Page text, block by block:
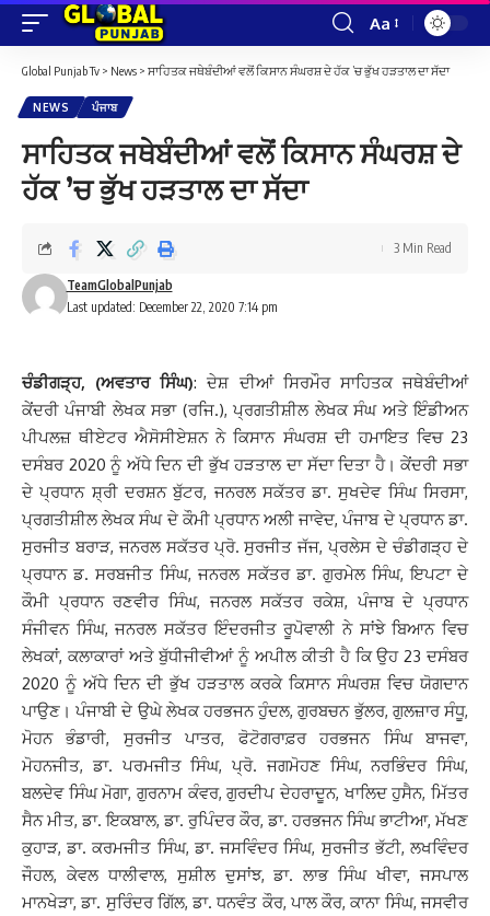
Font
Resizer
Aa
Global Punjab Tv > News > ਸਾਹਿਤਕ ਜਥੇਬੰਦੀਆਂ ਵਲੋਂ ਕਿਸਾਨ ਸੰਘਰਸ਼ ਦੇ ਹੱਕ ’ਚ ਭੁੱਖ ਹੜਤਾਲ ਦਾ ਸੱਦਾ
NEWS ਪੰਜਾਬ
ਸਾਹਿਤਕ ਜਥੇਬੰਦੀਆਂ ਵਲੋਂ ਕਿਸਾਨ ਸੰਘਰਸ਼ ਦੇ
ਹੱਕ ’ਚ ਭੁੱਖ ਹੜਤਾਲ ਦਾ ਸੱਦਾ
Last updated: December 22, 2020 7:14 pm
TeamGlobalPunjab
3 Min Read
ਚੰਡੀਗੜ੍ਹ, (ਅਵਤਾਰ ਸਿੰਘ): ਦੇਸ਼ ਦੀਆਂ ਸਿਰਮੌਰ ਸਾਹਿਤਕ ਜਥੇਬੰਦੀਆਂ
ਕੇਂਦਰੀ ਪੰਜਾਬੀ ਲੇਖਕ ਸਭਾ (ਰਜਿ.), ਪ੍ਰਗਤੀਸ਼ੀਲ ਲੇਖਕ ਸੰਘ ਅਤੇ ਇੰਡੀਅਨ
ਪੀਪਲਜ਼ ਥੀਏਟਰ ਐਸੋਸੀਏਸ਼ਨ ਨੇ ਕਿਸਾਨ ਸੰਘਰਸ਼ ਦੀ ਹਮਾਇਤ ਵਿਚ 23
ਦਸੰਬਰ 2020 ਨੂੰ ਅੱਧੇ ਦਿਨ ਦੀ ਭੁੱਖ ਹੜਤਾਲ ਦਾ ਸੱਦਾ ਦਿਤਾ ਹੈ। ਕੇਂਦਰੀ ਸਭਾ
ਦੇ ਪ੍ਰਧਾਨ ਸ਼੍ਰੀ ਦਰਸ਼ਨ ਬੁੱਟਰ, ਜਨਰਲ ਸਕੱਤਰ ਡਾ. ਸੁਖਦੇਵ ਸਿੰਘ ਸਿਰਸਾ,
ਪ੍ਰਗਤੀਸ਼ੀਲ ਲੇਖਕ ਸੰਘ ਦੇ ਕੌਮੀ ਪ੍ਰਧਾਨ ਅਲੀ ਜਾਵੇਦ, ਪੰਜਾਬ ਦੇ ਪ੍ਰਧਾਨ ਡਾ.
ਸੁਰਜੀਤ ਬਰਾੜ, ਜਨਰਲ ਸਕੱਤਰ ਪ੍ਰੋ. ਸੁਰਜੀਤ ਜੱਜ, ਪ੍ਰਲੇਸ ਦੇ ਚੰਡੀਗੜ੍ਹ ਦੇ
ਪ੍ਰਧਾਨ ਡ. ਸਰਬਜੀਤ ਸਿੰਘ, ਜਨਰਲ ਸਕੱਤਰ ਡਾ. ਗੁਰਮੇਲ ਸਿੰਘ, ਇਪਟਾ ਦੇ
ਕੌਮੀ ਪ੍ਰਧਾਨ ਰਣਵੀਰ ਸਿੰਘ, ਜਨਰਲ ਸਕੱਤਰ ਰਕੇਸ਼, ਪੰਜਾਬ ਦੇ ਪ੍ਰਧਾਨ
ਸੰਜੀਵਨ ਸਿੰਘ, ਜਨਰਲ ਸਕੱਤਰ ਇੰਦਰਜੀਤ ਰੂਪੋਵਾਲੀ ਨੇ ਸਾਂਝੇ ਬਿਆਨ ਵਿਚ
ਲੇਖਕਾਂ, ਕਲਾਕਾਰਾਂ ਅਤੇ ਬੁੱਧੀਜੀਵੀਆਂ ਨੂੰ ਅਪੀਲ ਕੀਤੀ ਹੈ ਕਿ ਉਹ 23 ਦਸੰਬਰ
2020 ਨੂੰ ਅੱਧੇ ਦਿਨ ਦੀ ਭੁੱਖ ਹੜਤਾਲ ਕਰਕੇ ਕਿਸਾਨ ਸੰਘਰਸ਼ ਵਿਚ ਯੋਗਦਾਨ
ਪਾਉਣ। ਪੰਜਾਬੀ ਦੇ ਉਘੇ ਲੇਖਕ ਹਰਭਜਨ ਹੁੰਦਲ, ਗੁਰਬਚਨ ਭੁੱਲਰ, ਗੁਲਜ਼ਾਰ ਸੰਧੂ,
ਮੋਹਨ ਭੰਡਾਰੀ, ਸੁਰਜੀਤ ਪਾਤਰ, ਫੋਟੋਗਰਾਫ਼ਰ ਹਰਭਜਨ ਸਿੰਘ ਬਾਜਵਾ,
ਮੋਹਨਜੀਤ, ਡਾ. ਪਰਮਜੀਤ ਸਿੰਘ, ਪ੍ਰੋ. ਜਗਮੋਹਣ ਸਿੰਘ, ਨਰਭਿੰਦਰ ਸਿੰਘ,
ਬਲਦੇਵ ਸਿੰਘ ਮੋਗਾ, ਗੁਰਨਾਮ ਕੰਵਰ, ਗੁਰਦੀਪ ਦੇਹਰਾਦੂਨ, ਖਾਲਿਦ ਹੁਸੈਨ, ਮਿੱਤਰ
ਸੈਨ ਮੀਤ, ਡਾ. ਇਕਬਾਲ, ਡਾ. ਰੁਪਿੰਦਰ ਕੌਰ, ਡਾ. ਹਰਭਜਨ ਸਿੰਘ ਭਾਟੀਆ, ਮੱਖਣ
ਕੁਹਾੜ, ਡਾ. ਕਰਮਜੀਤ ਸਿੰਘ, ਡਾ. ਜਸਵਿੰਦਰ ਸਿੰਘ, ਸੁਰਜੀਤ ਭੱਟੀ, ਲਖਵਿੰਦਰ
ਜੌਹਲ, ਕੇਵਲ ਧਾਲੀਵਾਲ, ਸੁਸ਼ੀਲ ਦੁਸਾਂਝ, ਡਾ. ਲਾਭ ਸਿੰਘ ਖੀਵਾ, ਜਸਪਾਲ
ਮਾਨਖੇੜਾ, ਡਾ. ਸੁਰਿੰਦਰ ਗਿੱਲ, ਡਾ. ਧਨਵੰਤ ਕੌਰ, ਪਾਲ ਕੌਰ, ਕਾਨਾ ਸਿੰਘ, ਜਸਵੀਰ